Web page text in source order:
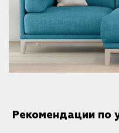
Рекомендации по